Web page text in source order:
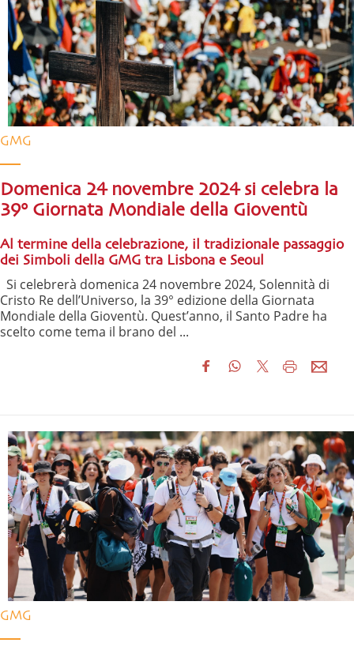
GMG
Domenica 24 novembre 2024 si celebra la
39° Giornata Mondiale della Gioventù
Al termine della celebrazione, il tradizionale passaggio
dei Simboli della GMG tra Lisbona e Seoul
Si celebrerà domenica 24 novembre 2024, Solennità di
Cristo Re dell’Universo, la 39° edizione della Giornata
Mondiale della Gioventù. Quest’anno, il Santo Padre ha
scelto come tema il brano del ...
GMG